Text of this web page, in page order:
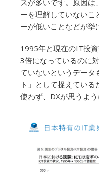
スが多いです。原因は
ーを理解していないこ
ーが低いことなどが挙
1995年と現在のIT投
3倍になっているのに
ていないというデータ
ト」として捉えてい
使わず、DXが思うよう